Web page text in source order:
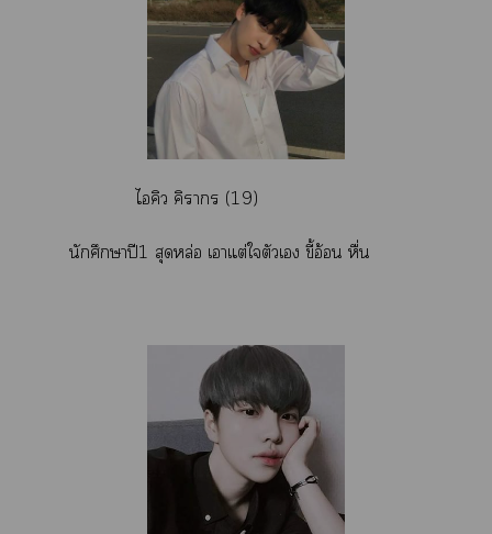
ไคิว คิาร (19)
นักศึกษาปี1 สุดหล่อ เาแต่ใตัวเ ขี้อ้อน หื่น